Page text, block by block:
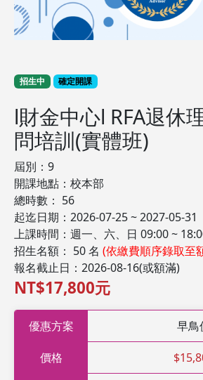
招生中 確定開課
l財金中心l RFA退休
問培訓(實體班)
屆別：9
開課地點：校本部
總時數： 56
起迄日期：2026-07-25 ~ 2027-05-31
上課時間：週一、六、日 09:00 ~
招生名額： 50 名 (依繳費順序錄取至
報名截止日：2026-08-16(或額滿)
NT$17,800元
優惠方案 早鳥
價格